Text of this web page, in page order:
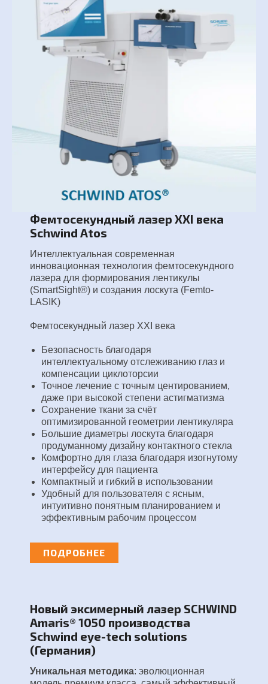
Фемтосекундный лазер XXI века
Schwind Atos
Интеллектуальная современная
инновационная технология фемтосекундного
лазера для формирования лентикулы
(SmartSight®) и создания лоскута (Femto-
LASIK)
Фемтосекундный лазер XXI века
Безопасность благодаря
интеллектуальному отслеживанию глаз и
компенсации циклоторсии
Точное лечение с точным центированием,
даже при высокой степени астигматизма
Сохранение ткани за счёт
оптимизированной геометрии лентикуляра
Большие диаметры лоскута благодаря
продуманному дизайну контактного стекла
Комфортно для глаза благодаря изогнутому
интерфейсу для пациента
Компактный и гибкий в использовании
Удобный для пользователя с ясным,
интуитивно понятным планированием и
эффективным рабочим процессом
ПОДРОБНЕЕ
Новый экcимерный лазер SCHWIND
Amaris® 1050 производства
Schwind eye-tech solutions
(Германия)
Уникальная методика: эволюционная